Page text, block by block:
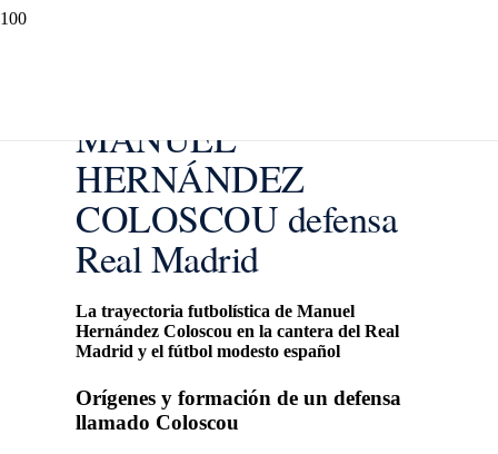
MANUEL
HERNÁNDEZ
COLOSCOU defensa
Real Madrid
La trayectoria futbolística de Manuel
Hernández Coloscou en la cantera del Real
Madrid y el fútbol modesto español
Orígenes y formación de un defensa
llamado Coloscou